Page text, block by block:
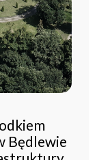
Będlewie